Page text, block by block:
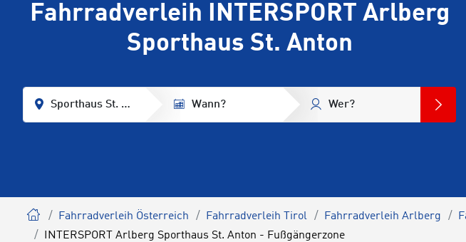
Fahrradverleih INTERSPORT Arlberg
Sporthaus St. Anton
Sporthaus St. Anton - Fußgängerzone
Wann? Wer?
Fahrradverleih Österreich Fahrradverleih Tirol Fahrradverleih Arlberg
INTERSPORT Arlberg Sporthaus St. Anton - Fußgängerzone